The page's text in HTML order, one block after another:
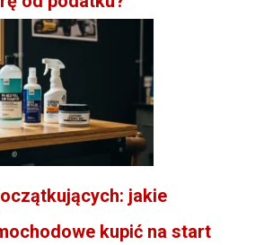
jakie
kupić na start